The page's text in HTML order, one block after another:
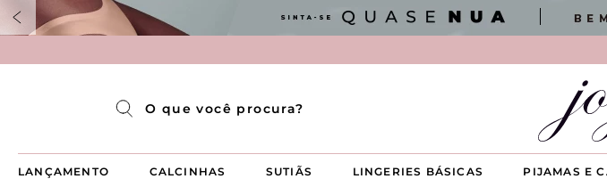
LANÇAMENTO CALCINHAS SUTIÃS LINGERIES BÁSICAS PIJAMAS E
Pijama Longo Americado Aberto Luma
Pijama Capri Aberto
Pijama Curto Aberto